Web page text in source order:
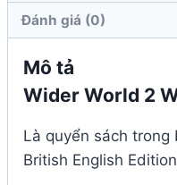
Đánh giá (0)
Mô tả
Wider World 2
Là quyển sách trong
British English Edition